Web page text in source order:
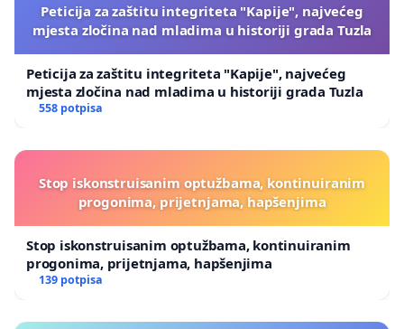
Peticija za zaštitu integriteta "Kapije", najvećeg
mjesta zločina nad mladima u historiji grada Tuzla
Peticija za zaštitu integriteta "Kapije", najvećeg
mjesta zločina nad mladima u historiji grada Tuzla
558 potpisa
Stop iskonstruisanim optužbama, kontinuiranim
progonima, prijetnjama, hapšenjima
Stop iskonstruisanim optužbama, kontinuiranim
progonima, prijetnjama, hapšenjima
139 potpisa